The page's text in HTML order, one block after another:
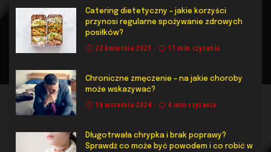
Catering dietetyczny – jakie korzyści
przynosi regularne spożywanie zdrowych
posiłków?
22 kwietnia 2025 11 min czytania
Chroniczne zmęczenie – na jakie choroby
może wskazywać?
16 września 2024 4 min czytania
Długotrwała chrypka i brak poprawy?
Sprawdź co może być powodem i co robić w